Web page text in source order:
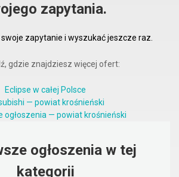
zapytania.
zapytanie i wyszukać jeszcze raz.
gdzie znajdziesz więcej ofert:
Eclipse w całej Polsce
— powiat krośnieński
ogłoszenia — powiat krośnieński
ogłoszenia w tej
kategorii